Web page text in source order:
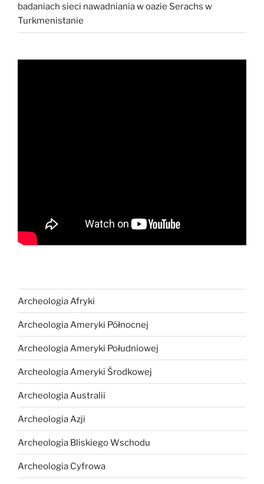
badaniach sieci nawadniania w oazie Serachs w
Turkmenistanie
Archeologia Afryki
Archeologia Ameryki Północnej
Archeologia Ameryki Południowej
Archeologia Ameryki Środkowej
Archeologia Australii
Archeologia Azji
Archeologia Bliskiego Wschodu
Archeologia Cyfrowa